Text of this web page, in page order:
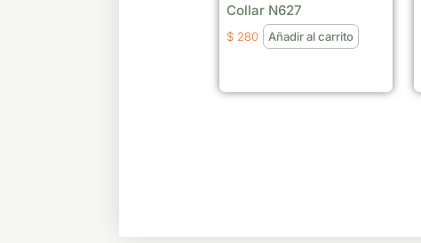
Collar N627
$ 280 Añadir al carrito